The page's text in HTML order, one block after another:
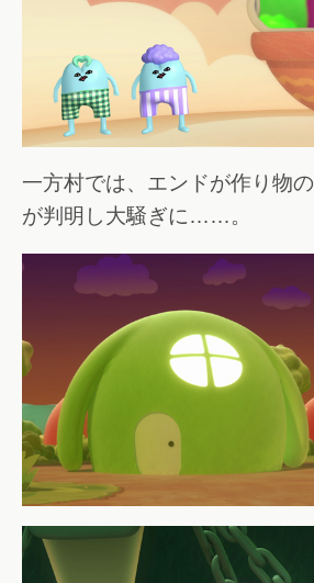
一方村では、エンドが作り物
が判明し大騒ぎに……。